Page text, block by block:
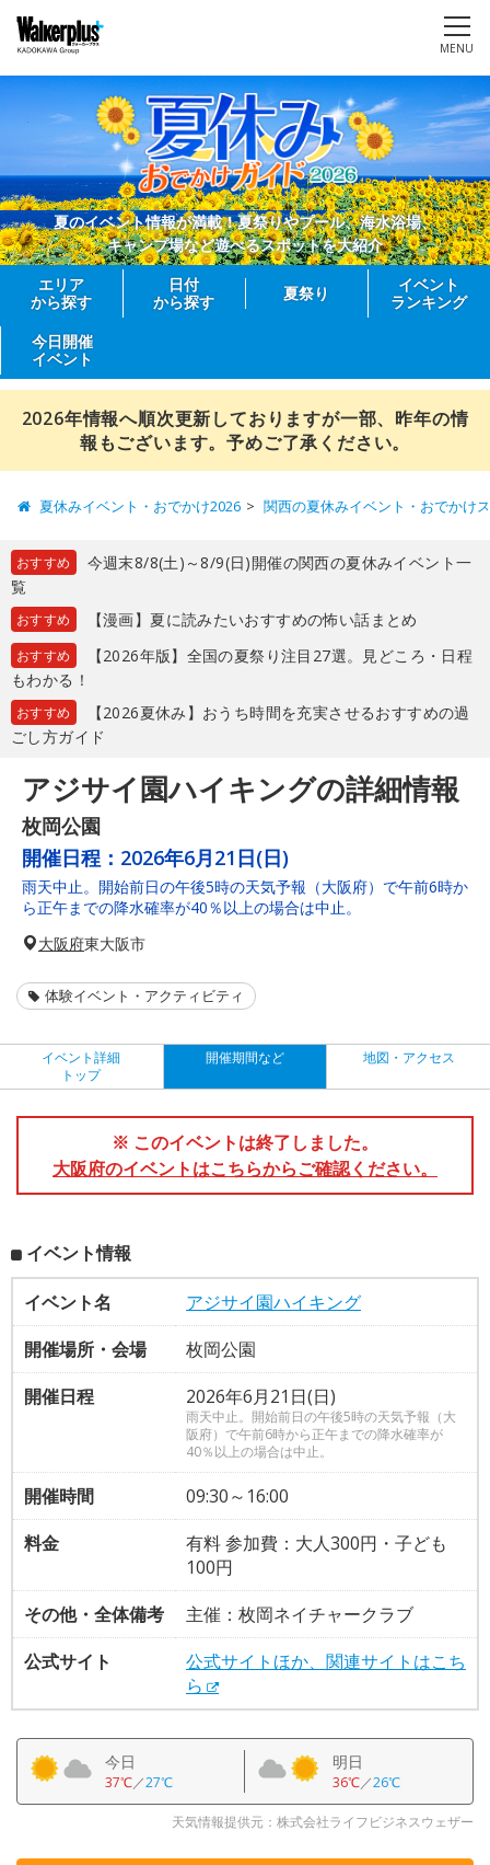
MENU
夏のイベント情報が満載！夏祭りやプール、海水浴場、
キャンプ場など遊べるスポットを大紹介
エリア
から探す
日付
から探す
夏祭り
イベント
ランキング
今日開催
イベント
2026年情報へ順次更新しておりますが一部、昨年の情
報もございます。予めご了承ください。
夏休みイベント・おでかけ2026 関西の夏休みイベント・おでかけ
おすすめ
今週末8/8(土)～8/9(日)開催の関西の夏休みイベント一
覧
おすすめ 【漫画】夏に読みたいおすすめの怖い話まとめ
おすすめ
【2026年版】全国の夏祭り注目27選。見どころ・日程
もわかる！
おすすめ
【2026夏休み】おうち時間を充実させるおすすめの過
ごし方ガイド
アジサイ園ハイキングの詳細情報
枚岡公園
開催日程： 2026年6月21日(日)
雨天中止。開始前日の午後5時の天気予報（大阪府）で午前6時か
ら正午までの降水確率が40％以上の場合は中止。
大阪府東大阪市
体験イベント・アクティビティ
イベント詳細
トップ
開催期間など 地図・アクセス
※ このイベントは終了しました。
大阪府のイベントはこちらからご確認ください。
イベント情報
イベント名
アジサイ園ハイキング
開催場所・会場
枚岡公園
開催日程
2026年6月21日(日)
雨天中止。開始前日の午後5時の天気予報（大
阪府）で午前6時から正午までの降水確率が
40％以上の場合は中止。
開催時間
09:30～16:00
料金
有料 参加費：大人300円・子ども
100円
その他・全体備考
主催：枚岡ネイチャークラブ
公式サイト
公式サイトほか、関連サイトはこち
ら
今日
37℃／27℃
明日
36℃／26℃
天気情報提供元：株式会社ライフビジネスウェザー